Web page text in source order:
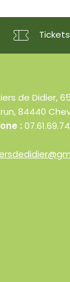
de Didier,
84440
: